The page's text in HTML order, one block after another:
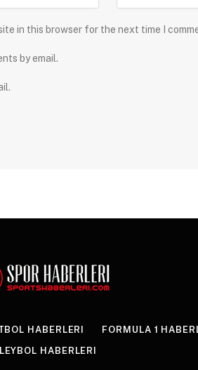
in this browser for the next time I
by email.
HABERLERI
FORMULA 1
HABERLERI